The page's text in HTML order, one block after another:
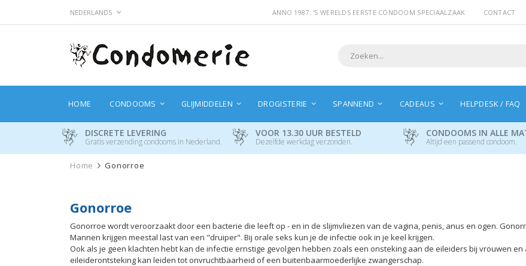
Ga
inhoud
TAAL
NEDERLANDS ANNO 1987: 'S WERELDS EERSTE CONDOOM SPECIAALZAAK CONTACT
HOME CONDOOMS GLIJMIDDELEN DROGISTERIE SPANNEND CADEAUS HELPDESK / FAQ
DISCRETE LEVERING
Gratis verzending condooms in Nederland.
VOOR 13.30 UUR BESTELD
Dezelfde werkdag verzonden.
CONDOOMS IN ALLE
Altijd een passend condoom.
Home Gonorroe
Gonorroe
Gonorroe wordt veroorzaakt door een bacterie die leeft op - en in de slijmvliezen van de vagina, penis, anus en ogen.
Mannen krijgen meestal last van een "druiper". Bij orale seks kun je de infectie ook in je keel krijgen.
Ook als je geen klachten hebt kan de infectie ernstige gevolgen hebben zoals een onsteking aan de eileiders bij vrouwen
eileiderontsteking kan leiden tot onvruchtbaarheid of een buitenbaarmoederlijke zwangerschap.